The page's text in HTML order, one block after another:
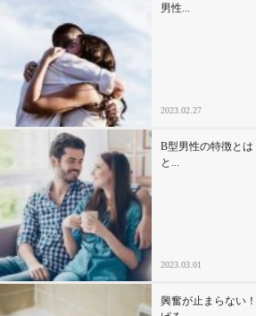
占い・診断
ファッション・美容
グルメ
趣味・旅行
セックスライフ
不倫・だめ男
男性...
2023.02.27
B型男性の特徴と
と...
2023.03.01
興奮が止まらない